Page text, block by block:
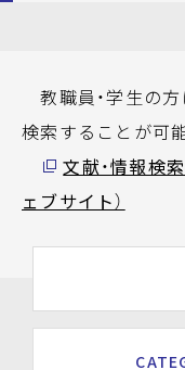
教職員・学生の
検索することが可
文献・情報検
ェブサイト）